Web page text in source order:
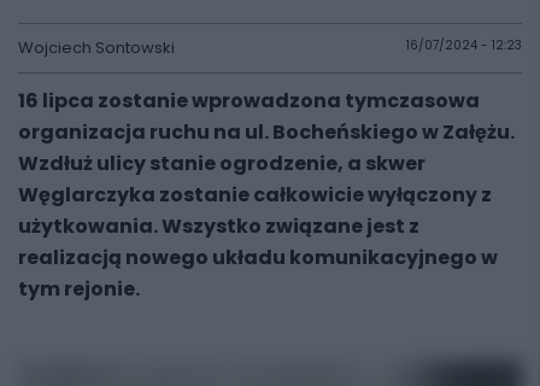
Wojciech Sontowski 16/07/2024 - 12:23
16 lipca zostanie wprowadzona tymczasowa
organizacja ruchu na ul. Bocheńskiego w Załężu.
Wzdłuż ulicy stanie ogrodzenie, a skwer
Węglarczyka zostanie całkowicie wyłączony z
użytkowania. Wszystko związane jest z
realizacją nowego układu komunikacyjnego w
tym rejonie.